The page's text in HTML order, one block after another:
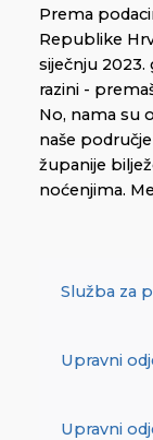
Prema
Republike
siječnju 2023.
razini -
No, nama su
naše
županije
noćenjima.
Služba za
Upravni
Upravni